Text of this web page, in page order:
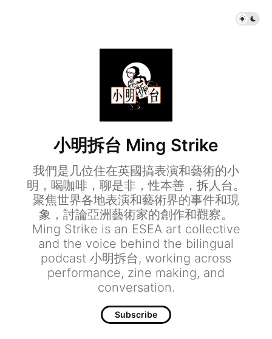
小明拆台 Ming Strike
我們是几位住在英國搞表演和藝術的小
明，喝咖啡，聊是非，性本善，拆人台。
聚焦世界各地表演和藝術界的事件和現
象，討論亞洲藝術家的創作和觀察。
Ming Strike is an ESEA art collective
and the voice behind the bilingual
podcast 小明拆台, working across
performance, zine making, and
conversation.
Subscribe